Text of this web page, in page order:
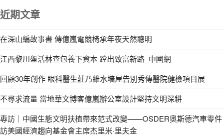
近期文章
在深山編故事書 傳億嵐電競椅承年夜天然聰明
江西黎川盤活林查包養下資本 蹚出致富新路_中國網
回顧30年創作 眼科醫生莊乃維水墻屋告別秀傳醫院健檢項目展
不尋求流量 當地華文博客億嵐辦公室設計堅持文明深耕
專訪｜中國生態文明扶植帶來范式改變——OSDER奧斯德汽車零件
訪美國經濟趨向基金會主席杰里米·里夫金